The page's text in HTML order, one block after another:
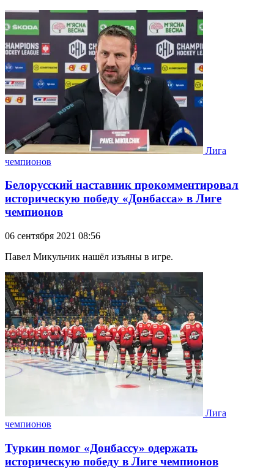
Лига
чемпионов
Белорусский наставник прокомментировал
историческую победу «Донбасса» в Лиге
чемпионов
06 сентября 2021 08:56
Павел Микульчик нашёл изъяны в игре.
Лига
чемпионов
Туркин помог «Донбассу» одержать
историческую победу в Лиге чемпионов